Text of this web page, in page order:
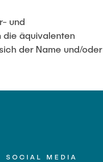
und
die äquivalenten
der Name und/oder
SOCIAL MEDIA